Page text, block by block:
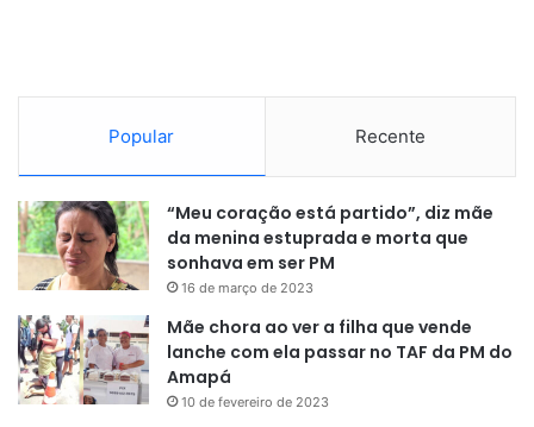
Popular Recente
“Meu coração está partido”, diz mãe
da menina estuprada e morta que
sonhava em ser PM
16 de março de 2023
Mãe chora ao ver a filha que vende
lanche com ela passar no TAF da PM do
Amapá
10 de fevereiro de 2023